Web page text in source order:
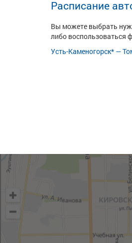
Расписание
Вы можете выбрать
либо воспользоваться
Усть-Каменогорск* —